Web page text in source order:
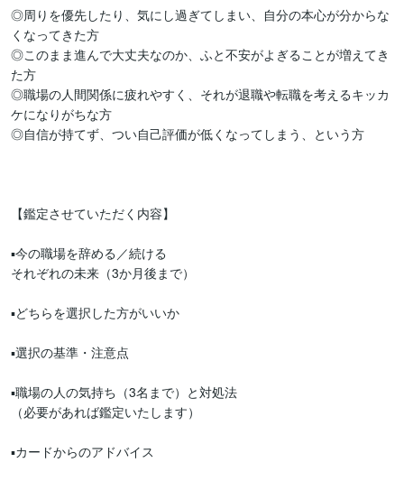
◎周りを優先したり、気にし過ぎてしまい、自分の本心が分からな
くなってきた方
◎このまま進んで大丈夫なのか、ふと不安がよぎることが増えてき
た方
◎職場の人間関係に疲れやすく、それが退職や転職を考えるキッカ
ケになりがちな方
◎自信が持てず、つい自己評価が低くなってしまう、という方
【鑑定させていただく内容】
▪️今の職場を辞める／続ける
それぞれの未来（3か月後まで）
▪️どちらを選択した方がいいか
▪️選択の基準・注意点
▪️職場の人の気持ち（3名まで）と対処法
（必要があれば鑑定いたします）
▪️カードからのアドバイス